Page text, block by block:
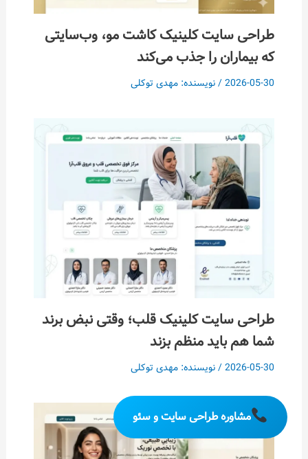
طراحی سایت کلینیک کاشت مو، وب‌سایتی
که بیماران را جذب می‌کند
2026-05-30/ نویسنده: مهدی توکلی
طراحی سایت کلینیک قلب؛ وقتی نبض برند
شما هم باید منظم بزند
2026-05-30/ نویسنده: مهدی توکلی
مشاوره طراحی سایت و سئو